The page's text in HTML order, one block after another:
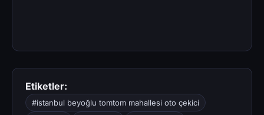
Etiketler:
#istanbul beyoğlu tomtom mahallesi oto çekici